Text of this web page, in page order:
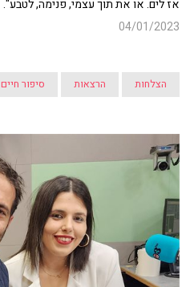
אז לים. או את תוך עצמי, פנימה, לטבע".
04/01/2023
הצלחות הרצאות סיפור חיים